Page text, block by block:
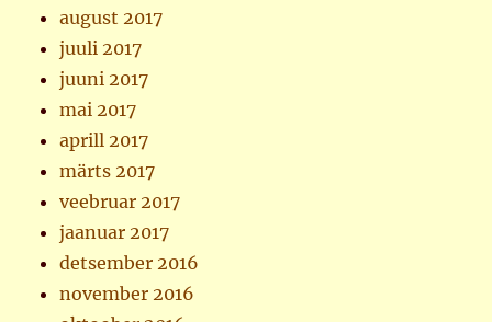
august 2017
juuli 2017
juuni 2017
mai 2017
aprill 2017
märts 2017
veebruar 2017
jaanuar 2017
detsember 2016
november 2016